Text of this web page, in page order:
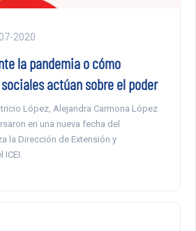
2020
la pandemia o cómo
actúan sobre el poder
López, Alejandra Carmona López
en una nueva fecha del
la Dirección de Extensión y
ICEI.